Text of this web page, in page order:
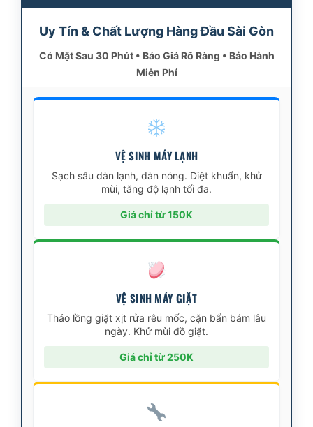
Uy Tín & Chất Lượng Hàng Đầu Sài Gòn
Có Mặt Sau 30 Phút • Báo Giá Rõ Ràng • Bảo Hành
Miễn Phí
VỆ SINH MÁY LẠNH
Sạch sâu dàn lạnh, dàn nóng. Diệt khuẩn, khử
mùi, tăng độ lạnh tối đa.
Giá chỉ từ 150K
VỆ SINH MÁY GIẶT
Tháo lồng giặt xịt rửa rêu mốc, cặn bẩn bám lâu
ngày. Khử mùi đồ giặt.
Giá chỉ từ 250K